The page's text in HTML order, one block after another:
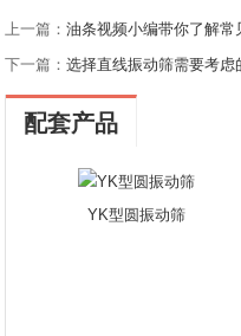
上一篇：油条视频小编带你了解
下一篇：选择直线振动筛需要考虑
配套产品
YK型圆振动筛